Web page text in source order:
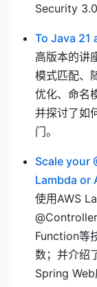
Security
To Java 21
高版本的讲
模式匹配、
优化、命名
并探讨了如
门。
Scale your
Lambda or
使用AWS
Function等
数；并介绍
Spring Web